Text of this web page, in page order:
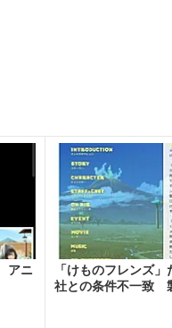
アニ
「けものフレンズ
社との条件不一致